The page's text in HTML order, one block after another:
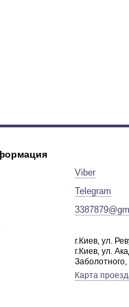
Viber
Telegram
г.Киев, ул.
г.Киев, ул.
Заболотного,
Карта